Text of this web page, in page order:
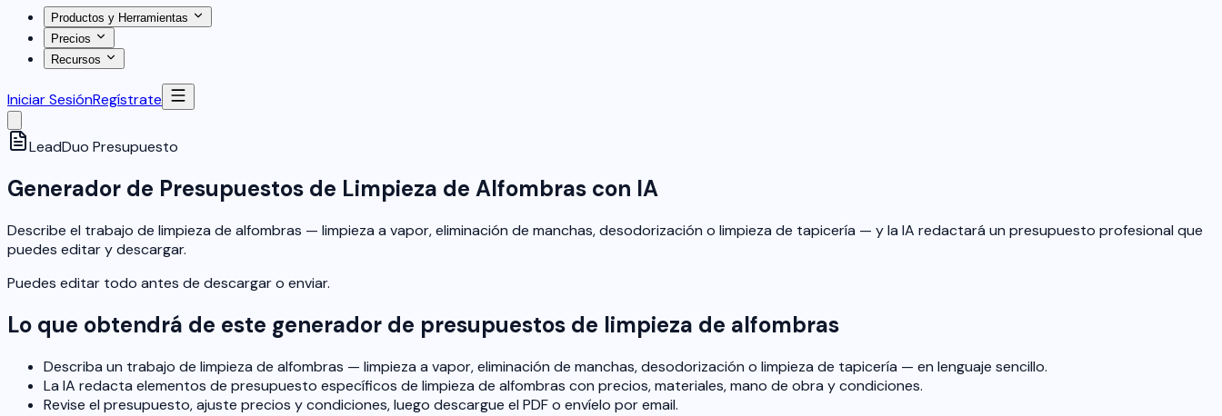
Productos y Herramientas
Precios
Recursos
Iniciar SesiónRegístrate
LeadDuo Presupuesto
Generador de Presupuestos de Limpieza de Alfombras con IA
Describe el trabajo de limpieza de alfombras — limpieza a vapor, eliminación de manchas, desodorización o limpieza de tapicería — y la IA redactará un presupuesto profesional que
puedes editar y descargar.
Puedes editar todo antes de descargar o enviar.
Lo que obtendrá de este generador de presupuestos de limpieza de alfombras
Describa un trabajo de limpieza de alfombras — limpieza a vapor, eliminación de manchas, desodorización o limpieza de tapicería — en lenguaje sencillo.
La IA redacta elementos de presupuesto específicos de limpieza de alfombras con precios, materiales, mano de obra y condiciones.
Revise el presupuesto, ajuste precios y condiciones, luego descargue el PDF o envíelo por email.